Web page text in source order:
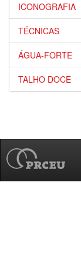
ICONOGRAFIA
TÉCNICAS
ÁGUA-FORTE
TALHO DOCE